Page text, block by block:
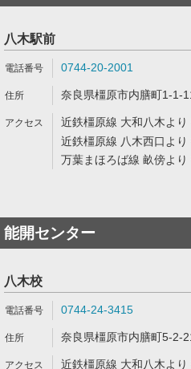
八木駅前
0744-20-2001
奈良県橿原市内膳町1-1-
近鉄橿原線 大和八木よ
近鉄橿原線 八木西口よ
万葉まほろば線 畝傍よ
能開センター
八木校
0744-24-3415
奈良県橿原市内膳町5-2-
近鉄橿原線 大和八木よ